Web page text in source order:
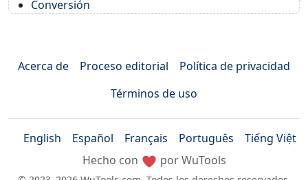
Conversión
Acerca de Proceso editorial
Política de privacidad
Términos de uso
English Español Français Português
Tiếng Việt
Hecho con
por WuTools